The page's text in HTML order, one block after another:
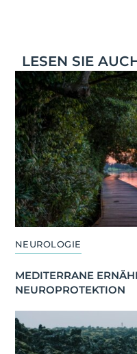
LESEN SIE
NEUROLOGIE
MEDITERRANE
NEUROPROTEKTION